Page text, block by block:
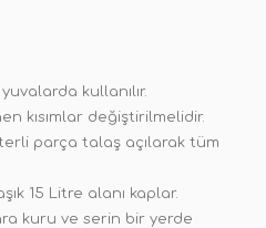
kullanılır.
kısımlar değiştirilmelidir.
parça talaş açılarak tüm
15 Litre alanı kaplar.
kuru ve serin bir yerde